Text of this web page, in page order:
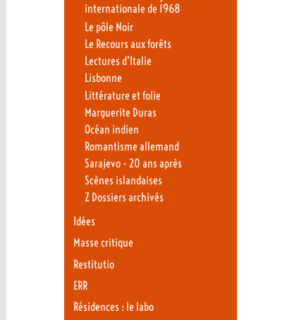
internationale de 1968
Le pôle Noir
Le Recours aux forêts
Lectures d’Italie
Lisbonne
Littérature et folie
Marguerite Duras
Océan indien
Romantisme allemand
Sarajevo - 20 ans après
Scènes islandaises
Z Dossiers archivés
Idées
Masse critique
Restitutio
ERR
Résidences : le labo